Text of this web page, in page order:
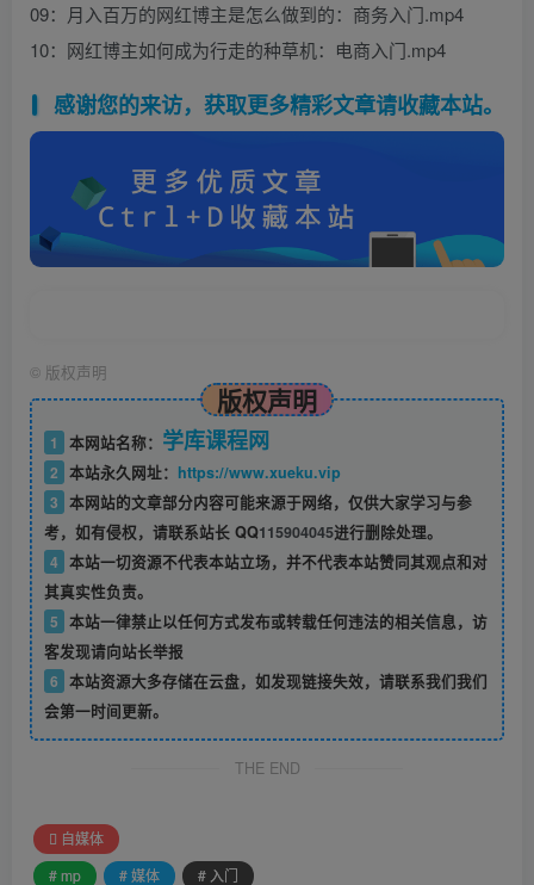
09：月入百万的网红博主是怎么做到的：商务入门.mp4
10：网红博主如何成为行走的种草机：电商入门.mp4
感谢您的来访，获取更多精彩文章请收藏本站。
© 版权声明
版权声明
1 本网站名称： 学库课程网
2 本站永久网址： https://www.xueku.vip
3 本网站的文章部分内容可能来源于网络，仅供大家学习与参
考，如有侵权，请联系站长 QQ115904045进行删除处理。
4 本站一切资源不代表本站立场，并不代表本站赞同其观点和对
其真实性负责。
5 本站一律禁止以任何方式发布或转载任何违法的相关信息，访
客发现请向站长举报
6 本站资源大多存储在云盘，如发现链接失效，请联系我们我们
会第一时间更新。
THE END
自媒体
# mp
# 媒体 # 入门